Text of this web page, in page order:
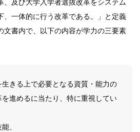
、一体的に行う改革である。」と定義
文書内で、以下の内容が学力の三要素
生きる上で必要となる資質・能力の
進めるに当たり、特に重視してい
、